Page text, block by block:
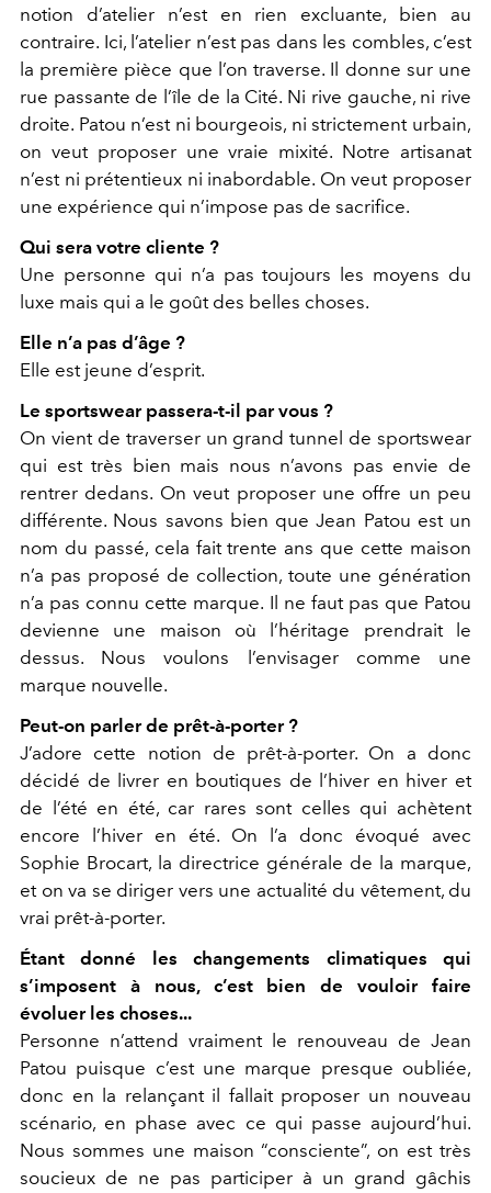
notion d’atelier n’est en rien excluante, bien au
contraire. Ici, l’atelier n’est pas dans les combles, c’est
la première pièce que l’on traverse. Il donne sur une
rue passante de l’île de la Cité. Ni rive gauche, ni rive
droite. Patou n’est ni bourgeois, ni strictement urbain,
on veut proposer une vraie mixité. Notre artisanat
n’est ni prétentieux ni inabordable. On veut proposer
une expérience qui n’impose pas de sacrifice.
Qui sera votre cliente ?
Une personne qui n’a pas toujours les moyens du
luxe mais qui a le goût des belles choses.
Elle n’a pas d’âge ?
Elle est jeune d’esprit.
Le sportswear passera-t-il par vous ?
On vient de traverser un grand tunnel de sportswear
qui est très bien mais nous n’avons pas envie de
rentrer dedans. On veut proposer une offre un peu
différente. Nous savons bien que Jean Patou est un
nom du passé, cela fait trente ans que cette maison
n’a pas proposé de collection, toute une génération
n’a pas connu cette marque. Il ne faut pas que Patou
devienne une maison où l’héritage prendrait le
dessus. Nous voulons l’envisager comme une
marque nouvelle.
Peut-on parler de prêt-à-porter ?
J’adore cette notion de prêt-à-porter. On a donc
décidé de livrer en boutiques de l’hiver en hiver et
de l’été en été, car rares sont celles qui achètent
encore l’hiver en été. On l’a donc évoqué avec
Sophie Brocart, la directrice générale de la marque,
et on va se diriger vers une actualité du vêtement, du
vrai prêt-à-porter.
Étant donné les changements climatiques qui
s’imposent à nous, c’est bien de vouloir faire
évoluer les choses...
Personne n’attend vraiment le renouveau de Jean
Patou puisque c’est une marque presque oubliée,
donc en la relançant il fallait proposer un nouveau
scénario, en phase avec ce qui passe aujourd’hui.
Nous sommes une maison “consciente”, on est très
soucieux de ne pas participer à un grand gâchis